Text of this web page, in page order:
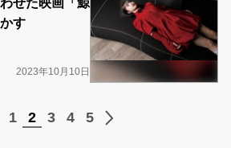
せた映画「鯨
す
2023年10月10日
1 2 3 4 5